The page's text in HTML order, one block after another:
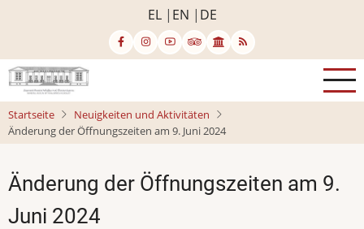
EL EN DE
Startseite
Neuigkeiten und Aktivitäten
Änderung der Öffnungszeiten am 9. Juni 2024
Änderung der Öffnungszeiten am 9.
Juni 2024